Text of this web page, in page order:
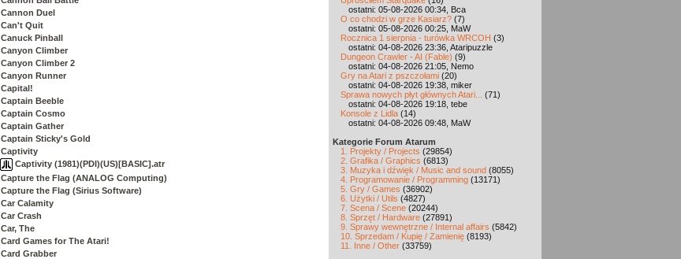
Cannon Duel
Can't Quit
Canuck Pinball
Canyon Climber
Canyon Climber 2
Canyon Runner
Capital!
Captain Beeble
Captain Cosmo
Captain Gather
Captain Sticky's Gold
Captivity
Captivity (1981)(PDI)(US)[BASIC].atr
Capture the Flag (ANALOG Computing)
Capture the Flag (Sirius Software)
Car Calamity
Car Crash
Car, The
Card Games for The Atari!
Card Grabber
ostatni: 05-08-2026 00:34, Bca
O co chodzi w grze Kasiarz? (7)
ostatni: 05-08-2026 00:25, MaW
Rocznica 1 sierpnia - turówka WRCOH (3)
ostatni: 04-08-2026 23:36, Ataripuzzle
Dungeon Crawler - AI (Fable) (9)
ostatni: 04-08-2026 21:05, Nemo
Gry na Atari z pszczołami (20)
ostatni: 04-08-2026 19:38, miker
Sprawa nowych płyt głównych Atari...
(71)
ostatni: 04-08-2026 19:18, tebe
Konsole z Lidla (14)
ostatni: 04-08-2026 09:48, MaW
Kategorie Forum Atarum
1. Projekty / Projects (29854)
2. Grafika / Graphics (6813)
3. Muzyka i dźwięk / Music and sound (8055)
4. Programowanie / Programming (13171)
5. Gry / Games (36902)
6. Użytki / Utils (4827)
7. Scena / Scene (20244)
8. Sprzęt / Hardware (27891)
9. Sprawy wewnętrzne / Internal affairs (5842)
10. Sprzedam / Kupię / Zamienię (8193)
11. Inne / Other (33759)